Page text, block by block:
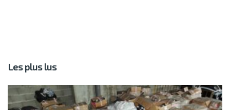
Les plus lus